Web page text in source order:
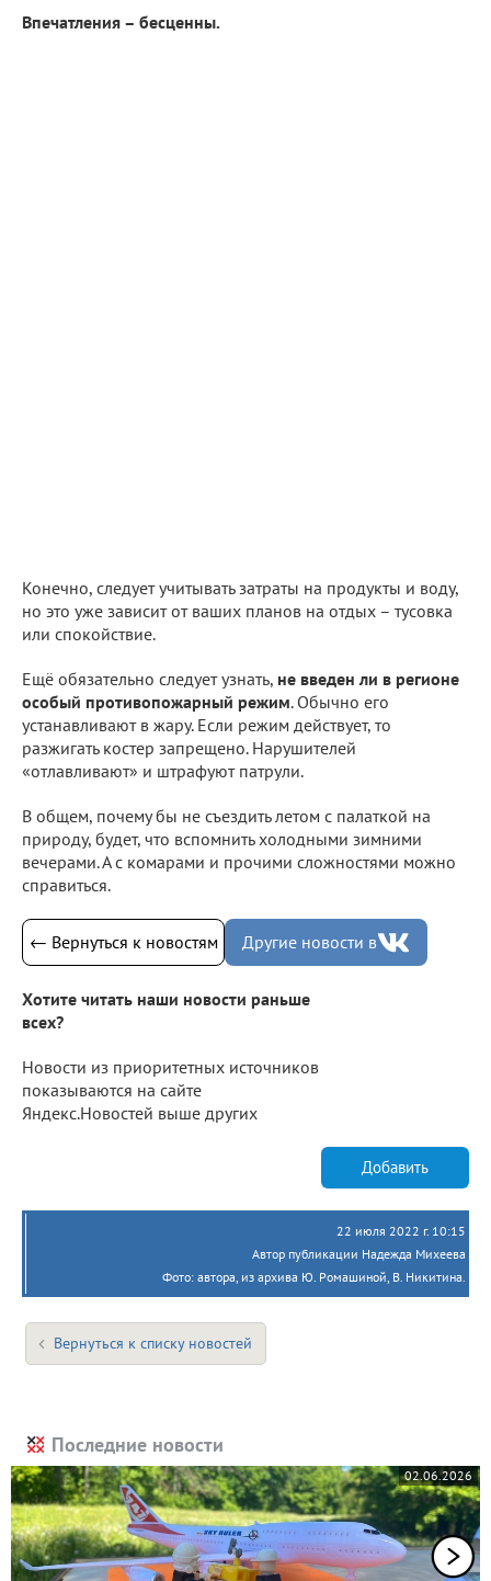
Впечатления – бесценны.
Конечно, следует учитывать затраты на продукты и воду,
но это уже зависит от ваших планов на отдых – тусовка
или спокойствие.
Ещё обязательно следует узнать, не введен ли в регионе
особый противопожарный режим. Обычно его
устанавливают в жару. Если режим действует, то
разжигать костер запрещено. Нарушителей
«отлавливают» и штрафуют патрули.
В общем, почему бы не съездить летом с палаткой на
природу, будет, что вспомнить холодными зимними
вечерами. А с комарами и прочими сложностями можно
справиться.
← Вернуться к новостям Другие новости в
Хотите читать наши новости раньше
всех?
Новости из приоритетных источников
показываются на сайте
Яндекс.Новостей выше других
Добавить
22 июля 2022 г. 10:15
Автор публикации Надежда Михеева
Фото: автора, из архива Ю. Ромашиной, В. Никитина.
Вернуться к списку новостей
Последние новости
02.06.2026